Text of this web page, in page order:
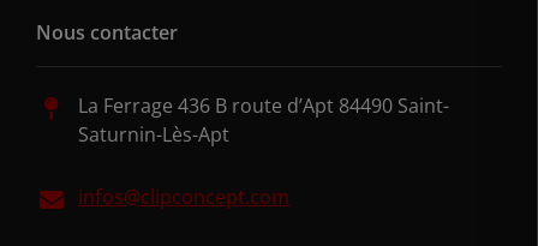
Nous contacter
La Ferrage 436 B route d’Apt 84490 Saint-
Saturnin-Lès-Apt
infos@clipconcept.com